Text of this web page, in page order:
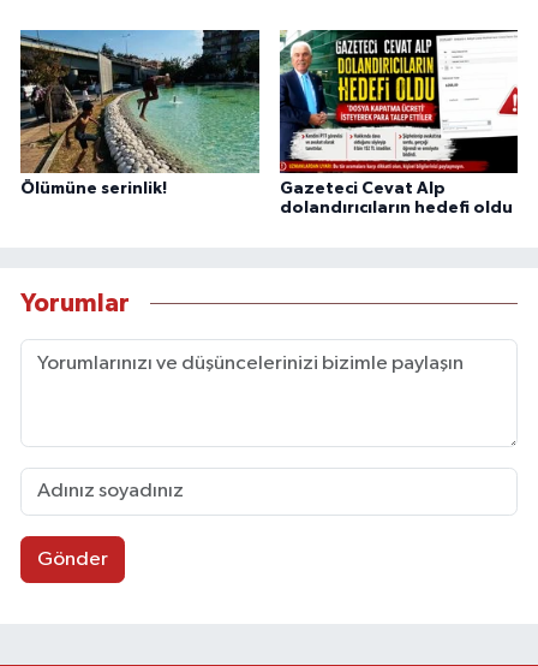
Ölümüne serinlik!
Gazeteci Cevat Alp
dolandırıcıların hedefi oldu
Yorumlar
Gönder